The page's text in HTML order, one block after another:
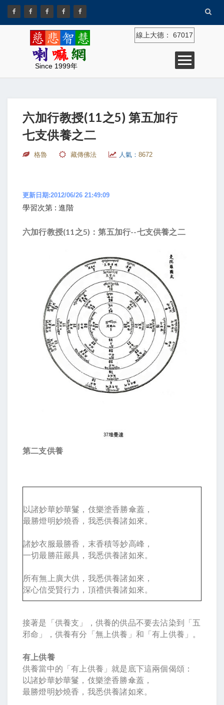
Since 1999年
線上大德： 67017
六加行教授(11之5) 第五加行
七支供養之二
格魯 藏傳佛法 人氣： 8672
更新日期:2012/06/26 21:49:09
學習次第 : 進階
六加行教授(11之5)：第五加行--七支供養之二
第二支供養
以諸妙華妙華鬘，伎樂塗香勝傘蓋，
最勝燈明妙燒香，我悉供養諸如來。
諸妙衣服最勝香，末香積等妙高峰，
一切最勝莊嚴具，我悉供養諸如來。
所有無上廣大供，我悉供養諸如來，
深心信受賢行力，頂禮供養諸如來。
接著是「供養支」，供養的供品不要去沾染到「五
邪命」，供養有分「無上供養」和「有上供養」。
有上供養
供養當中的「有上供養」就是底下這兩個偈頌：
以諸妙華妙華鬘，伎樂塗香勝傘蓋，
最勝燈明妙燒香，我悉供養諸如來。